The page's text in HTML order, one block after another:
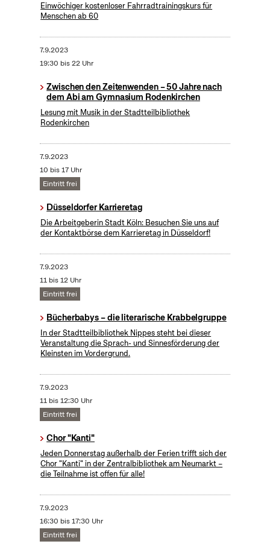
Einwöchiger kostenloser Fahrradtrainingskurs für
Menschen ab 60
7.9.2023
19:30 bis 22 Uhr
Zwischen den Zeitenwenden – 50 Jahre nach
dem Abi am Gymnasium Rodenkirchen
Lesung mit Musik in der Stadtteilbibliothek
Rodenkirchen
7.9.2023
10 bis 17 Uhr
Eintritt frei
Düsseldorfer Karrieretag
Die Arbeitgeberin Stadt Köln: Besuchen Sie uns auf
der Kontaktbörse dem Karrieretag in Düsseldorf!
7.9.2023
11 bis 12 Uhr
Eintritt frei
Bücherbabys – die literarische Krabbelgruppe
In der Stadtteilbibliothek Nippes steht bei dieser
Veranstaltung die Sprach- und Sinnesförderung der
Kleinsten im Vordergrund.
7.9.2023
11 bis 12:30 Uhr
Eintritt frei
Chor "Kanti"
Jeden Donnerstag außerhalb der Ferien trifft sich der
Chor "Kanti" in der Zentralbibliothek am Neumarkt –
die Teilnahme ist offen für alle!
7.9.2023
16:30 bis 17:30 Uhr
Eintritt frei